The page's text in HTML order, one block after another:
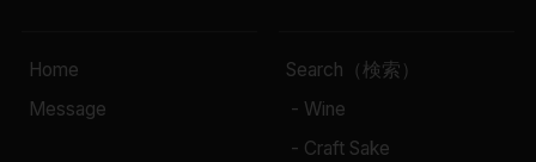
Home
Message
Search（検索）
- Wine
- Craft Sake